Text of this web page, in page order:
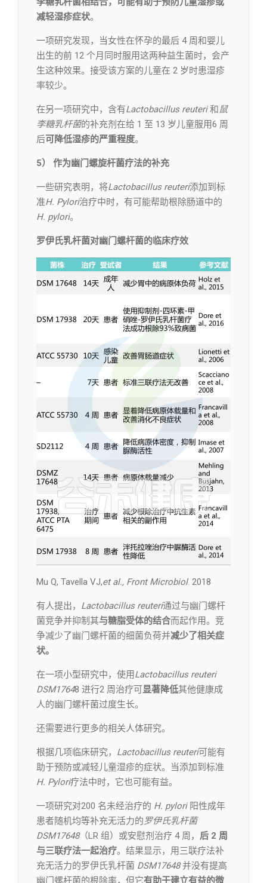
减轻湿疹症状。
一项研究发现，当女性在怀孕的最后 4 周和婴儿
出生的前 12 个月同时服用这两种益生菌时，会产
生这种效果。接受该方案的儿童在 2 岁时患湿疹
率较少。
在另一项研究中，含有Lactobacillus reuteri和 鼠
李糖乳杆菌的补充剂在给 1 至 13 岁儿童服用6 周
后可降低湿疹的严重程度。
5） 作为幽门螺旋杆菌疗法的补充
一些研究表明，将Lactobacillus reuteri添加到标
准H. Pylori治疗中时，有可能帮助根除肠道中的
H. pylori。
罗伊氏乳杆菌对幽门螺杆菌的临床疗效
Mu Q, Tavella VJ,et al., Front Microbiol. 2018
有人提出， Lactobacillus reuteri通过与幽门螺杆
菌竞争并抑制其与糖脂受体的结合而起作用。竞
争减少了幽门螺杆菌的细菌负荷并减少了相关症
状。
在一项小型研究中，使用Lactobacillus reuteri
DSM17648 进行2 周治疗可显著降低其他健康成
人的幽门螺杆菌过度生长。
还需要进行更多的相关人体研究。
根据几项临床研究， Lactobacillus reuteri可能有
助于预防或减轻儿童湿疹的症状。当添加到标准
H. Pylori疗法中时，它也可能有益。
一项研究对200 名未经治疗的 H. pylori 阳性成年
患者随机均等补充无活力的罗伊氏乳杆菌
DSM17648（LR 组）或安慰剂治疗 4 周， 后 2 周
与三联疗法一起治疗。结果显示，用三联疗法补
充无活力的罗伊氏乳杆菌 DSM17648并没有提高
幽门螺杆菌的根除率，但它有助于建立有益的微